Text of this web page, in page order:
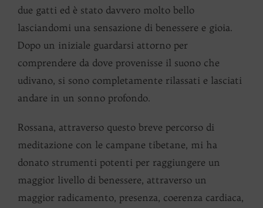
due gatti ed è stato davvero molto bello
lasciandomi una sensazione di benessere e gioia.
Dopo un iniziale guardarsi attorno per
comprendere da dove provenisse il suono che
udivano, si sono completamente rilassati e lasciati
andare in un sonno profondo.
Rossana, attraverso questo breve percorso di
meditazione con le campane tibetane, mi ha
donato strumenti potenti per raggiungere un
maggior livello di benessere, attraverso un
maggior radicamento, presenza, coerenza cardiaca,